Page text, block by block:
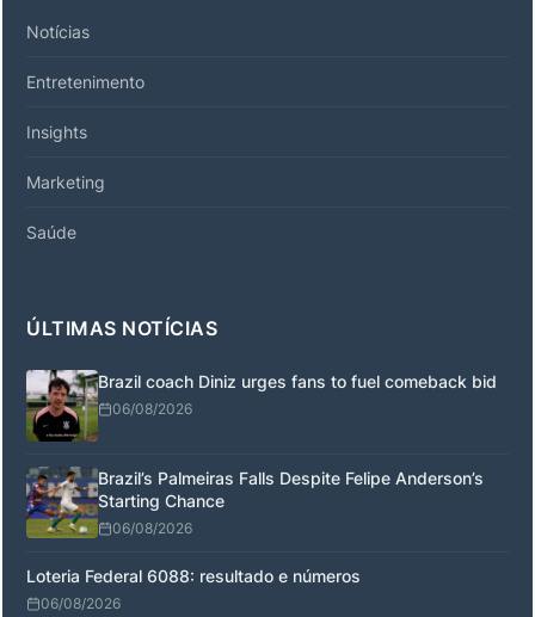
Notícias
Entretenimento
Insights
Marketing
Saúde
ÚLTIMAS NOTÍCIAS
Brazil coach Diniz urges fans to fuel comeback bid
06/08/2026
Brazil’s Palmeiras Falls Despite Felipe Anderson’s
Starting Chance
06/08/2026
Loteria Federal 6088: resultado e números
06/08/2026